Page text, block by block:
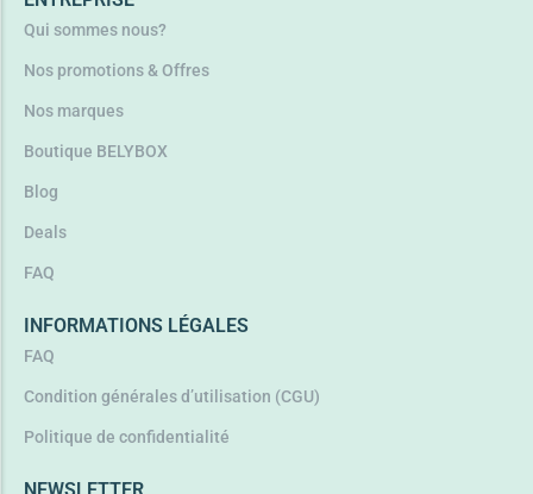
Qui sommes nous?
Nos promotions & Offres
Nos marques
Boutique BELYBOX
Blog
Deals
FAQ
INFORMATIONS LÉGALES
FAQ
Condition générales d’utilisation (CGU)
Politique de confidentialité